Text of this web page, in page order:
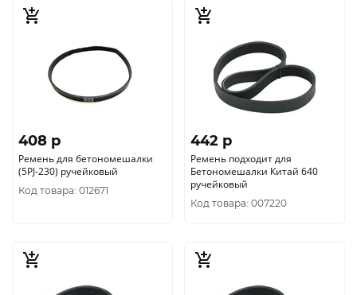
408 p
Ремень для бетономешалки
(5PJ-230) ручейковый
Код товара: 012671
442 p
Ремень подходит для
Бетономешалки Китай 640
ручейковый
Код товара: 007220